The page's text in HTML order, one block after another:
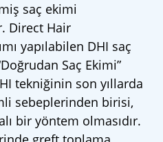
saç ekimi
Direct Hair
yapılabilen DHI saç
Saç Ekimi”
tekniğinin son yıllarda
sebeplerinden birisi,
bir yöntem olmasıdır.